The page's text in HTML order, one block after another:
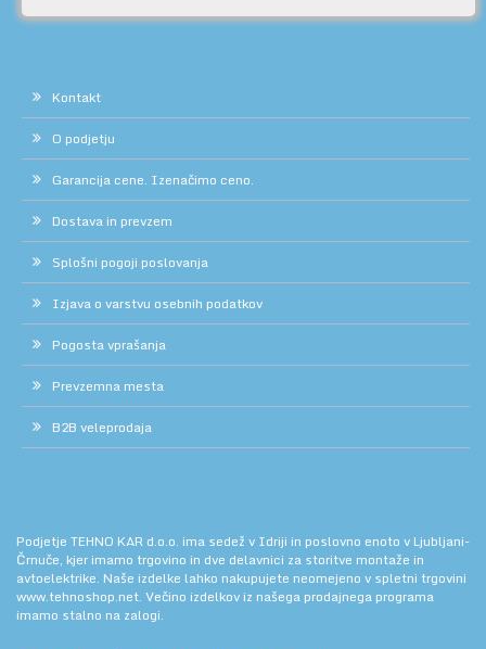
Kontakt
O podjetju
Garancija cene. Izenačimo ceno.
Dostava in prevzem
Splošni pogoji poslovanja
Izjava o varstvu osebnih podatkov
Pogosta vprašanja
Prevzemna mesta
B2B veleprodaja
Podjetje TEHNO KAR d.o.o. ima sedež v Idriji in poslovno enoto v Ljubljani-
Črnuče, kjer imamo trgovino in dve delavnici za storitve montaže in
avtoelektrike. Naše izdelke lahko nakupujete neomejeno v spletni trgovini
www.tehnoshop.net. Večino izdelkov iz našega prodajnega programa
imamo stalno na zalogi.